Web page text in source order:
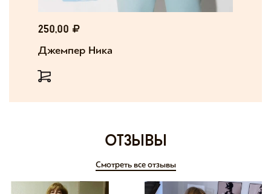
250,00
Джемпер Ника
отзывы
Смотреть все отзывы